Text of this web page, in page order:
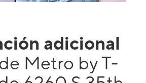
adicional
Metro by T-